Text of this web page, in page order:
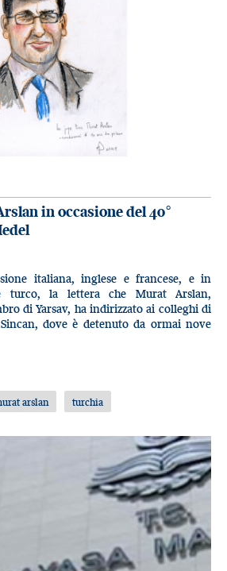
in occasione del 40°
italiana, inglese e francese, e in
turco, la lettera che Murat Arslan,
di Yarsav, ha indirizzato ai colleghi di
dove è detenuto da ormai nove
arslan turchia